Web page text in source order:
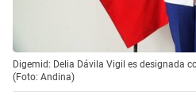
Digemid: Delia Dávila Vigil es designada
(Foto: Andina)